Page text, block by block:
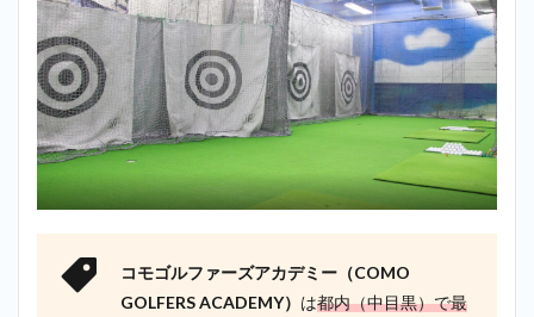
コモゴルファーズアカデミー（COMO
GOLFERS ACADEMY） は都内（中目黒）で最